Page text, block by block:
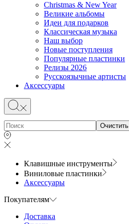
Christmas & New Year
Великие альбомы
Идеи для подарков
Классическая музыка
Наш выбор
Новые поступления
Популярные пластинки
Релизы 2026
Русскоязычные артисты
Аксессуары
Очистить
Клавишные инструменты
Виниловые пластинки
Аксессуары
Покупателям
Доставка